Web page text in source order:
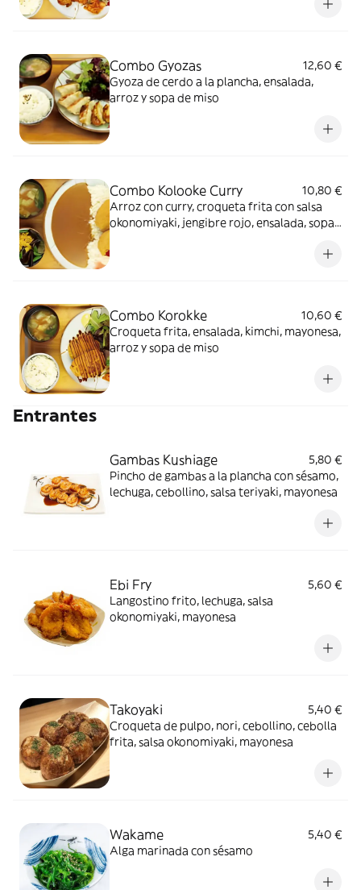
Combo Gyozas
12,60 €
Gyoza de cerdo a la plancha, ensalada,
arroz y sopa de miso
Combo Kolooke Curry
10,80 €
Arroz con curry, croqueta frita con salsa
okonomiyaki, jengibre rojo, ensalada, sopa
Combo Korokke
10,60 €
Croqueta frita, ensalada, kimchi, mayonesa,
arroz y sopa de miso
Entrantes
Gambas Kushiage
5,80 €
Pincho de gambas a la plancha con sésamo,
lechuga, cebollino, salsa teriyaki, mayonesa
Ebi Fry
5,60 €
Langostino frito, lechuga, salsa
okonomiyaki, mayonesa
Takoyaki
5,40 €
Croqueta de pulpo, nori, cebollino, cebolla
frita, salsa okonomiyaki, mayonesa
Wakame
5,40 €
Alga marinada con sésamo